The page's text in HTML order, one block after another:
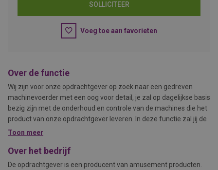
SOLLICITEER
Voeg toe aan favorieten
Over de functie
Wij zijn voor onze opdrachtgever op zoek naar een gedreven
machinevoerder met een oog voor detail, je zal op dagelijkse basis
bezig zijn met de onderhoud en controle van de machines die het
product van onze opdrachtgever leveren. In deze functie zal jij de
volgende taken uitvoeren:
Toon meer
Over het bedrijf
De opdrachtgever is een producent van amusement producten.